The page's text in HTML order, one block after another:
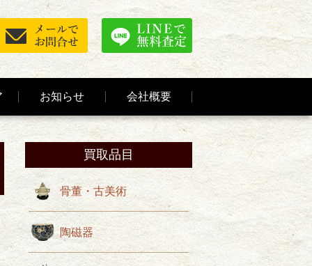
お知らせ 会社概要
買取品目
骨董・古美術
陶磁器